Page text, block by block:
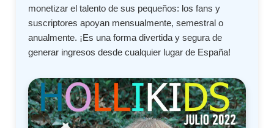
monetizar el talento de sus pequeños: los fans y
suscriptores apoyan mensualmente, semestral o
anualmente. ¡Es una forma divertida y segura de
generar ingresos desde cualquier lugar de España!